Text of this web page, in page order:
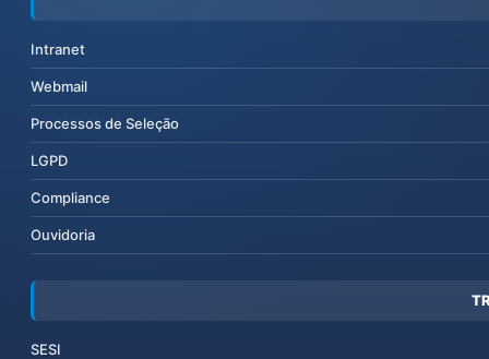
Intranet
Webmail
Processos de Seleção
LGPD
Compliance
Ouvidoria
SESI